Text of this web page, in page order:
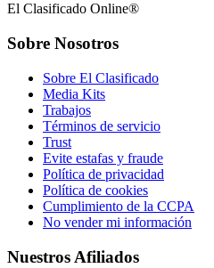
El Clasificado Online®
Sobre Nosotros
Sobre El Clasificado
Media Kits
Trabajos
Términos de servicio
Trust
Evite estafas y fraude
Política de privacidad
Política de cookies
Cumplimiento de la CCPA
No vender mi información
Nuestros Afiliados